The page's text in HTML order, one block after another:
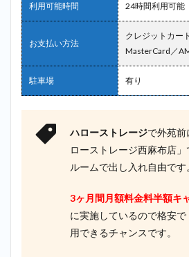
ラ＿
外
前
2.8
9位
ス
ー
プラ
前
利用可能時間 24時間利用可能
お支払い方法
クレジットカー
MasterCard／
駐車場 有り
ハローストレージで外苑
ローストレージ西麻布店
ルームで出し入れ自由です
3ヶ月間月額料金料半額キ
に実施しているので格安
用できるチャンスです。